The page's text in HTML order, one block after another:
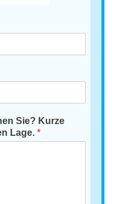
Sie? Kurze
Lage.*